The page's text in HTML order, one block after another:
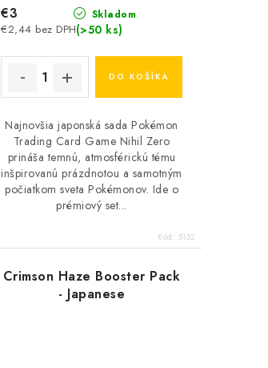
Skladom
(>50 ks)
€2,44 bez DPH
€3
DO KOŠÍKA
Najnovšia japonská sada Pokémon
Trading Card Game Nihil Zero
prináša temnú, atmosférickú tému
inšpirovanú prázdnotou a samotným
počiatkom sveta Pokémonov. Ide o
prémiový set...
Kód: 5152
Crimson Haze Booster Pack
- Japanese